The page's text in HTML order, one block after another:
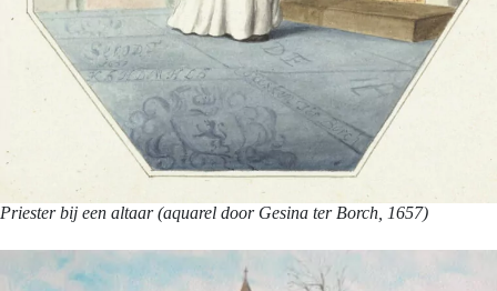
Priester bij een altaar (aquarel door Gesina ter Borch, 1657)